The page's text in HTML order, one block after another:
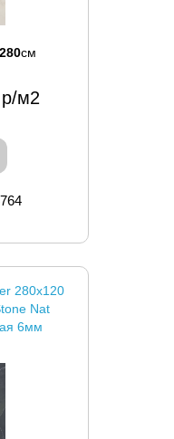
280см
р/м2
280x120
Nat
6мм